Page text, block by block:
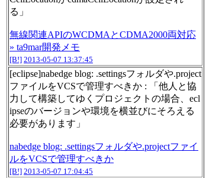
る」
無線関連APIのWCDMAとCDMA2000両対応
» ta9mar開発メモ
[B!] 2013-05-07 13:37:45
[eclipse]nabedge blog: .settingsフォルダや.project
ファイルをVCSで管理すべきか : 「他人と協
力して構築してゆくプロジェクトの場合、ecl
ipseのバージョンや環境を横並びにそろえる
必要があります」
nabedge blog: .settingsフォルダや.projectファイ
ルをVCSで管理すべきか
[B!] 2013-05-07 17:04:45